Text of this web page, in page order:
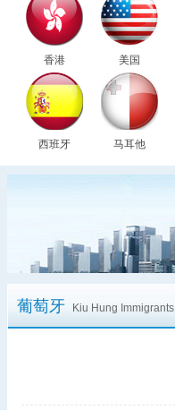
香港 美国
西班牙 马耳他
葡萄牙 Kiu Hung Immigrants